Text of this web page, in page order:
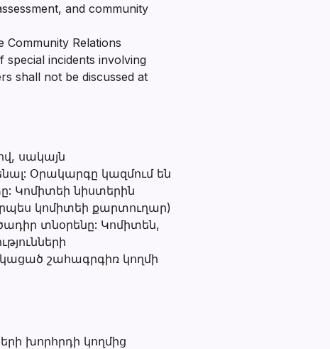
and community
Community Relations
special incidents involving
shall not be discussed at
սակայն
Օրակարգը կազմում են
Կոմիտեի նիստերին
կոմիտեի քարտուղար)
տնօրենը: Կոմիտեն,
շահագրգիռ կողմի
խորհրդի կողմից